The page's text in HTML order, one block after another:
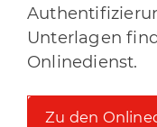
Unterlagen
Onlinedienst.
Zu den